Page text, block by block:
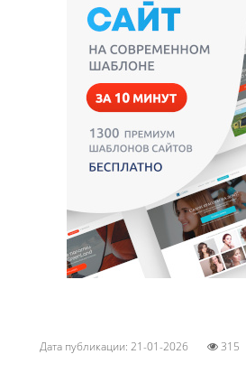
Дата публикации: 21-01-2026 315